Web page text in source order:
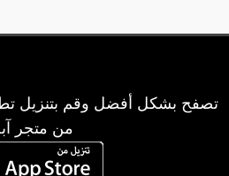
تصفح بشكل أفضل وقم بتنزيل
من متجر